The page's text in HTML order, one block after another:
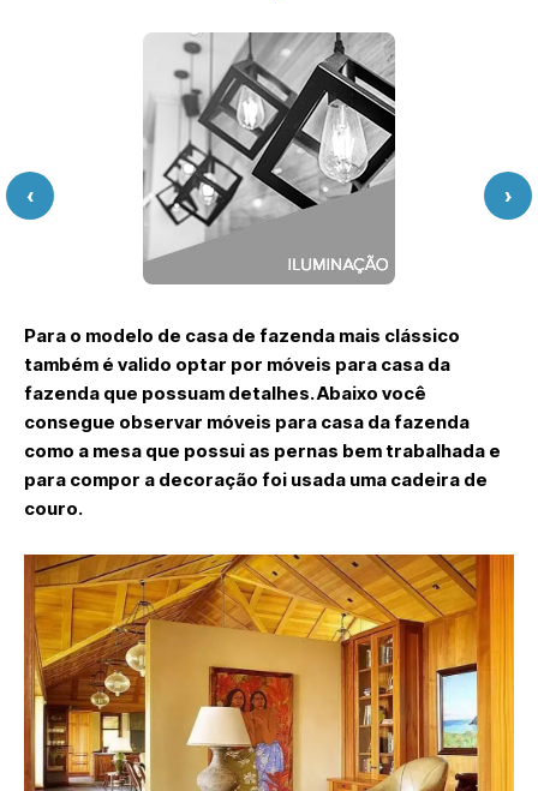
‹ ›
Para o modelo de casa de fazenda mais clássico
também é valido optar por móveis para casa da
fazenda que possuam detalhes. Abaixo você
consegue observar móveis para casa da fazenda
como a mesa que possui as pernas bem trabalhada e
para compor a decoração foi usada uma cadeira de
couro.